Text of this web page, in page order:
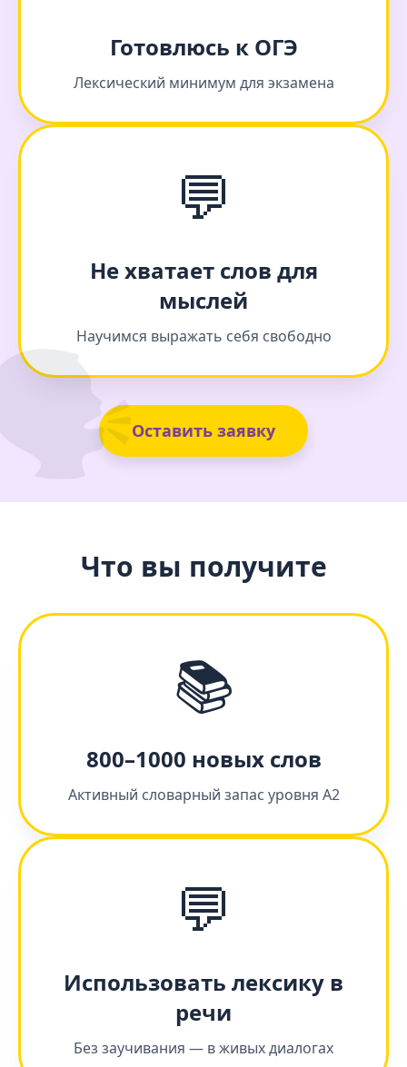
Готовлюсь к ОГЭ
Лексический минимум для экзамена
💬
Не хватает слов для
мыслей
Научимся выражать себя свободно
Оставить заявку
Что вы получите
📚
800–1000 новых слов
Активный словарный запас уровня А2
💬
Использовать лексику в
речи
Без заучивания — в живых диалогах